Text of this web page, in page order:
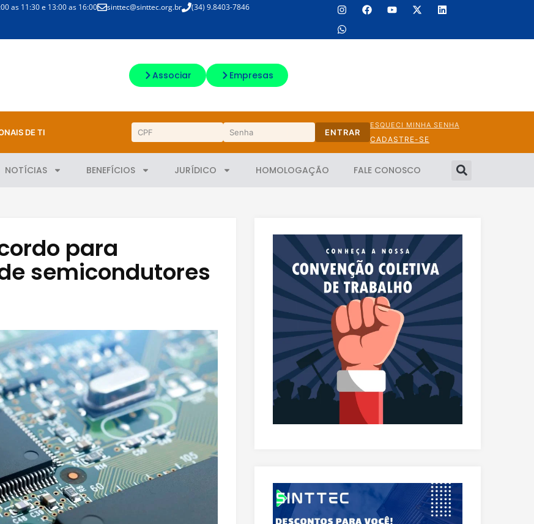
as 11:30 e 13:00 as 16:00 sinttec@sinttec.org.br (34) 9.8403-7846
Associar Empresas
DE TI ENTRAR
ESQUECI MINHA SENHA
CADASTRE-SE
NOTÍCIAS BENEFÍCIOS JURÍDICO HOMOLOGAÇÃO FALE CONOSCO
para
semicondutores